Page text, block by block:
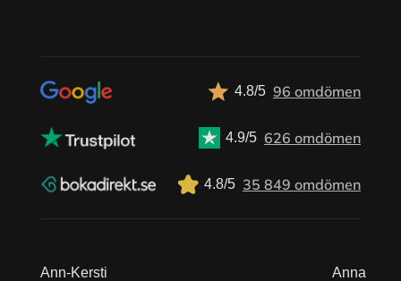
4.8/5 96 omdömen
4.9/5 626 omdömen
4.8/5 35 849 omdömen
Ann-Kersti Anna